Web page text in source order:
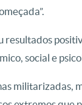
social e
militarizadas,